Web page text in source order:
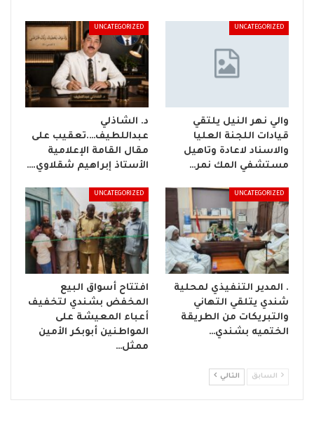
UNCATEGORIZED
والي نهر النيل يلتقي
قيادات اللجنة العليا
والاسناد لاعادة وتاهيل
مستشفي المك نمر…
UNCATEGORIZED
د. الشاذلي
عبداللطيف….تعقيب على
مقال القامة الإعلامية
الأستاذ إبراهيم شقلاوي.…
UNCATEGORIZED
. المدير التنفيذي لمحلية
شندي يتلقي التهاني
والتبريكات من الطريقة
الختميه بشندي…
UNCATEGORIZED
افتتاح أسواق البيع
المخفض بشندي لتخفيف
أعباء المعيشة على
المواطنين أبوبكر الأمين
ممثل…
السابق التالي